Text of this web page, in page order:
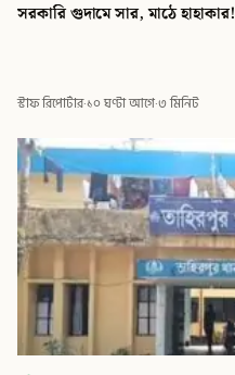
সরকারি গুদামে সার, মাঠে হাহাকার!
স্টাফ রিপোর্টার·১০ ঘণ্টা আগে·৩ মিনিট